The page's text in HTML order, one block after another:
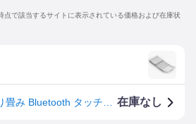
点で該当するサイトに表示されている価格および在庫状
在庫なし